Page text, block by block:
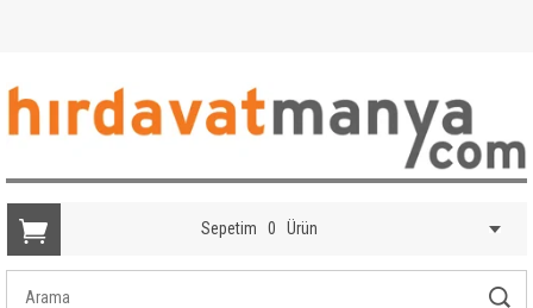
Sepetim 0 Ürün